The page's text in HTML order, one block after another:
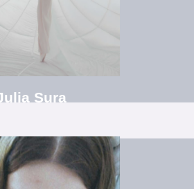
Sura
- Wirtschaftsfachwirt